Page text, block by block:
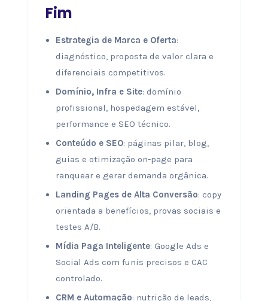
Fim
Estrategia de Marca e Oferta:
diagnóstico, proposta de valor clara e
diferenciais competitivos.
Domínio, Infra e Site: domínio
profissional, hospedagem estável,
performance e SEO técnico.
Conteúdo e SEO: páginas pilar, blog,
guias e otimização on-page para
ranquear e gerar demanda orgânica.
Landing Pages de Alta Conversão: copy
orientada a benefícios, provas sociais e
testes A/B.
Mídia Paga Inteligente: Google Ads e
Social Ads com funis precisos e CAC
controlado.
CRM e Automação: nutrição de leads,